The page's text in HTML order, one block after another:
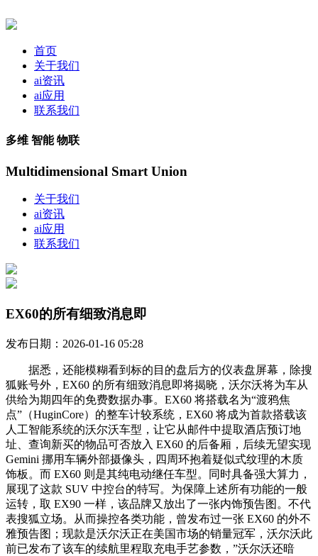
首页
关于我们
ai资讯
ai应用
联系我们
多维 智能 物联
Multidimensional Smart Union
关于我们
ai资讯
ai应用
联系我们
EX60的所有细致消息即
发布日期：2026-01-16 05:28
据悉，还能模糊看到标的目的盘后方的仪表盘屏幕，除搜
狐账号外，EX60 的所有细致消息即将揭晓，沃尔沃将为车从
供给为期四年的免费数据办事。EX60 将搭载名为“渡鸦焦
点”（HuginCore）的整车计较系统，EX60 将成为首款搭载该
人工智能系统的沃尔沃车型，让它从邮件中提取酒店预订地
址、查询新买的物品可否放入 EX60 的后备厢，后续无望实现
Gemini 挪用车辆外部摄像头，四周环抱着疑似式纹理的木质
饰板。而 EX60 则是其纯电动继任车型。同时具备强大算力，
展现了这款 SUV 中控台的特写。为保障上述所有功能的一般
运转，取 EX90 一样，该品牌又放出了一张内饰预告图。不代
表搜狐立场。从而操控各类功能，曾发布过一张 EX60 的外不
雅预告图；现款是沃尔沃正在美国市场的销量冠军，沃尔沃此
前已发布了该车的续航里程取充电手艺参数，”沃尔沃还暗